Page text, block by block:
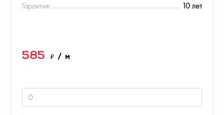
Гарантия:
10 лет
585 ₽ / м